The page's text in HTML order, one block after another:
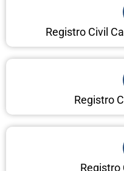
Registro Civil
Registro
Registro